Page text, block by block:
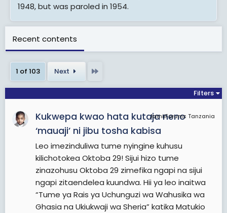
1948, but was paroled in 1954.
Recent contents
1 of 103 Next
Filters
JamiiForums Tanzania
Kukwepa kwao hata kutaja neno
‘mauaji’ ni jibu tosha kabisa
Leo imezinduliwa tume nyingine kuhusu
kilichotokea Oktoba 29! Sijui hizo tume
zinazohusu Oktoba 29 zimefika ngapi na sijui
ngapi zitaendelea kuundwa. Hii ya leo inaitwa
“Tume ya Rais ya Uchunguzi wa Wahusika wa
Ghasia na Ukiukwaji wa Sheria” katika Matukio